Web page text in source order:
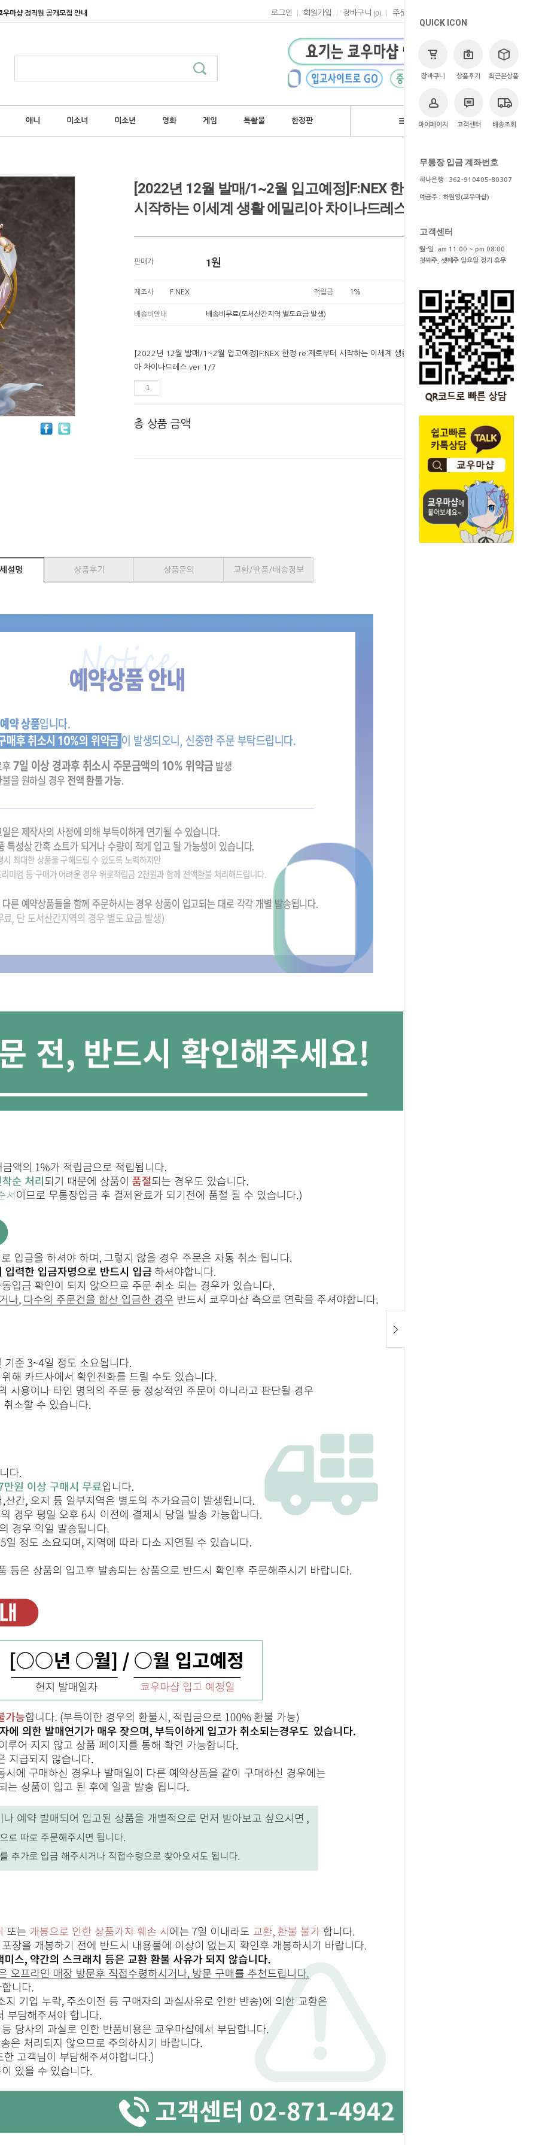
우마샵 정직원 공개모집 안내 로그인 회원가입 장바구니 (0 ) 주문
애니 미소녀 미소년 영화 게임 특촬물 한정판 브랜드
QUICK ICON
장바구니 상품후기 최근본상품
마이페이지 고객센터 배송조회
무통장 입금 계좌번호
하나은행 : 362-910405-80307
예금주 : 하원영(쿄우마샵)
고객센터
월-일 am 11:00 ~ pm 08:00
첫째주, 셋째주 일요일 정기 휴무
> 쿄우마 > 예약상품
[2022년 12월 발매/1~2월 입고예정]F:NEX 한정 re:제로부터
시작하는 이세계 생활 에밀리아 차이나드레스 ver 1/7
판매가 1원
제조사 F:NEX 적립금 1%
배송비안내 배송비무료(도서산간지역 별도요금 발생)
[2022년 12월 발매/1~2월 입고예정]F:NEX 한정 re:제로부터 시작하는 이세계 생활 에밀리
아 차이나드레스 ver 1/7
1원
총 상품 금액 1원
SOLD OUT
설명 상품후기 상품문의 교환/반품/배송정보